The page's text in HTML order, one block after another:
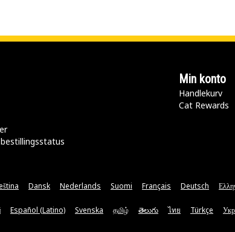
Min konto
Handlekurv
Cat Rewards
Dansk Nederlands Suomi Français Deutsch
Español (Latino) Svenska தமிழ் తెలుగు ไทย Türkçe